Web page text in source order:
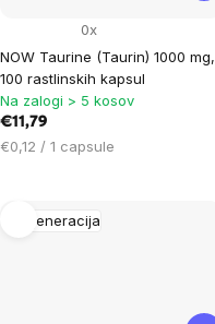
NOW Taurine (Taurin) 1000 mg,
100 rastlinskih kapsul
0x
Na zalogi > 5 kosov
€11,79
Cena
€0,12 / 1 capsule
Regeneracija